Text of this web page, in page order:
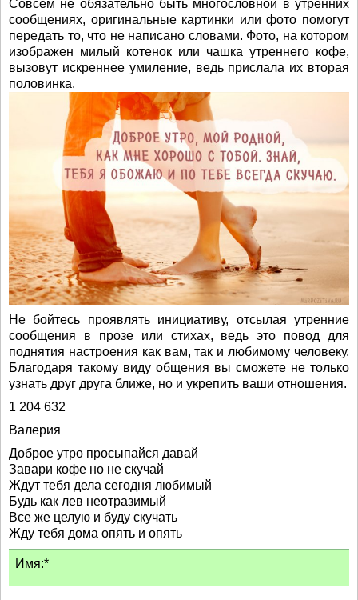
Совсем не обязательно быть многословной в утренних
сообщениях, оригинальные картинки или фото помогут
передать то, что не написано словами. Фото, на котором
изображен милый котенок или чашка утреннего кофе,
вызовут искреннее умиление, ведь прислала их вторая
половинка.
Не бойтесь проявлять инициативу, отсылая утренние
сообщения в прозе или стихах, ведь это повод для
поднятия настроения как вам, так и любимому человеку.
Благодаря такому виду общения вы сможете не только
узнать друг друга ближе, но и укрепить ваши отношения.
1 204 632
Валерия
Доброе утро просыпайся давай
Завари кофе но не скучай
Ждут тебя дела сегодня любимый
Будь как лев неотразимый
Все же целую и буду скучать
Жду тебя дома опять и опять
Имя:*